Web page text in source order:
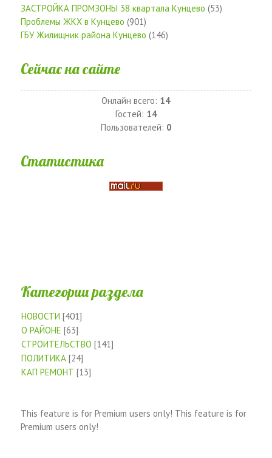
ЗАСТРОЙКА ПРОМЗОНЫ 38 квартала Кунцево (53)
Проблемы ЖКХ в Кунцево (901)
ГБУ Жилищник района Кунцево (146)
Сейчас на сайте
Онлайн всего: 14
Гостей: 14
Пользователей: 0
Статистика
Категории раздела
НОВОСТИ [401]
О РАЙОНЕ [63]
СТРОИТЕЛЬСТВО [141]
ПОЛИТИКА [24]
КАП РЕМОНТ [13]
This feature is for Premium users only! This feature is for
Premium users only!